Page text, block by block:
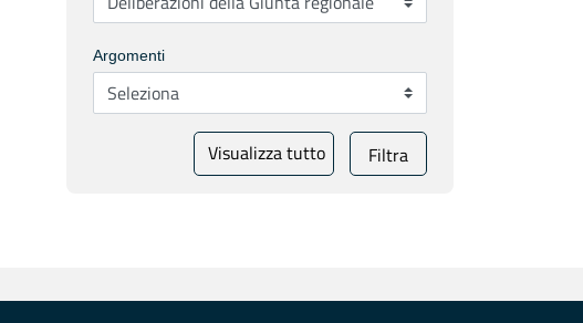
Argomenti
Visualizza tutto Filtra